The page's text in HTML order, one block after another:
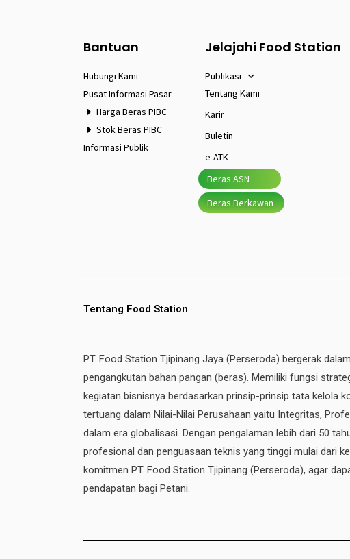
Bantuan
Hubungi Kami
Pusat Informasi Pasar
Harga Beras PIBC
Stok Beras PIBC
Informasi Publik
Jelajahi Food Station
Publikasi
Tentang Kami
Karir
Buletin
e-ATK
Beras ASN
Beras Berkawan
Tentang Food Station
PT. Food Station Tjipinang Jaya (Perseroda) bergerak
pengangkutan bahan pangan (beras). Memiliki fungsi
kegiatan bisnisnya berdasarkan prinsip-prinsip tata kelola
tertuang dalam Nilai-Nilai Perusahaan yaitu Integritas,
dalam era globalisasi. Dengan pengalaman lebih dari 50
profesional dan penguasaan teknis yang tinggi mulai dari
komitmen PT. Food Station Tjipinang (Perseroda), agar
pendapatan bagi Petani.